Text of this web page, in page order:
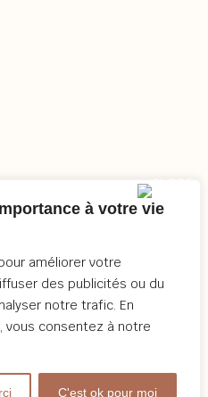
à votre vie
améliorer votre
des publicités ou du
notre trafic. En
vous consentez à notre
C'est ok pour moi